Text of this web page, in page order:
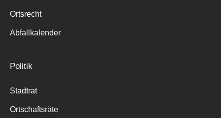
Ortsrecht
Abfallkalender
Politik
Stadtrat
Ortschaftsräte